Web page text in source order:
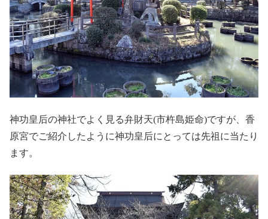
神功皇后の神社でよく見る弁財天(市杵島姫命)ですが、香
原宮でご紹介したように神功皇后にとっては先祖に当たり
ます。